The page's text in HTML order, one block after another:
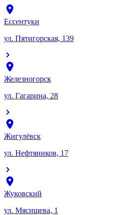
Ессентуки
ул. Пятигорская, 139
Железногорск
ул. Гагарина, 28
Жигулёвск
ул. Нефтяников, 17
Жуковский
ул. Мясищева, 1